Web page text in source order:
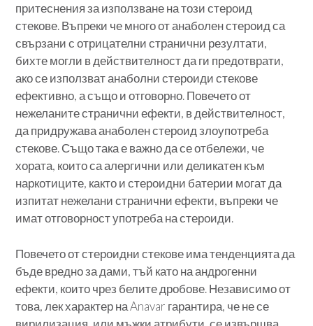
притеснения за използване на този стероид
стекове. Въпреки че много от анаболен стероид са
свързани с отрицателни странични резултати,
бихте могли в действителност да ги предотврати,
ако се използват анаболни стероиди стекове
ефективно, а също и отговорно. Повечето от
нежеланите странични ефекти, в действителност,
да придружава анаболен стероид злоупотреба
стекове. Също така е важно да се отбележи, че
хората, които са алергични или деликатен към
наркотиците, както и стероидни батерии могат да
изпитат нежелани странични ефекти, въпреки че
имат отговорност употреба на стероиди.
Повечето от стероидни стекове има тенденцията да
бъде вредно за дами, тъй като на андрогенни
ефекти, които чрез белите дробове. Независимо от
това, лек характер на Anavar гарантира, че не се